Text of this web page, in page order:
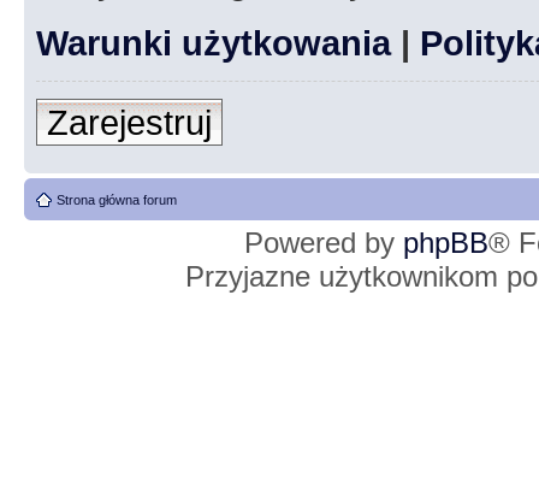
Warunki użytkowania|
Zarejestruj
Strona główna forum
Powered by phpBB®
Przyjazne użytkownikom